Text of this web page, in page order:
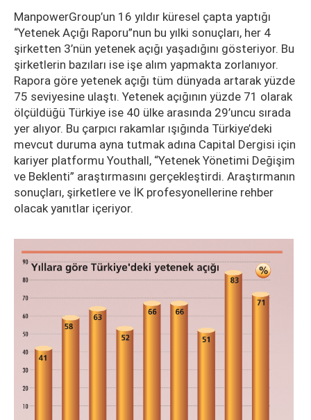
ManpowerGroup’un 16 yıldır küresel çapta yaptığı
“Yetenek Açığı Raporu”nun bu yılki sonuçları, her 4
şirketten 3’nün yetenek açığı yaşadığını gösteriyor. Bu
şirketlerin bazıları ise işe alım yapmakta zorlanıyor.
Rapora göre yetenek açığı tüm dünyada artarak yüzde
75 seviyesine ulaştı. Yetenek açığının yüzde 71 olarak
ölçüldüğü Türkiye ise 40 ülke arasında 29’uncu sırada
yer alıyor. Bu çarpıcı rakamlar ışığında Türkiye’deki
mevcut duruma ayna tutmak adına Capital Dergisi için
kariyer platformu Youthall, “Yetenek Yönetimi Değişim
ve Beklenti” araştırmasını gerçekleştirdi. Araştırmanın
sonuçları, şirketlere ve İK profesyonellerine rehber
olacak yanıtlar içeriyor.